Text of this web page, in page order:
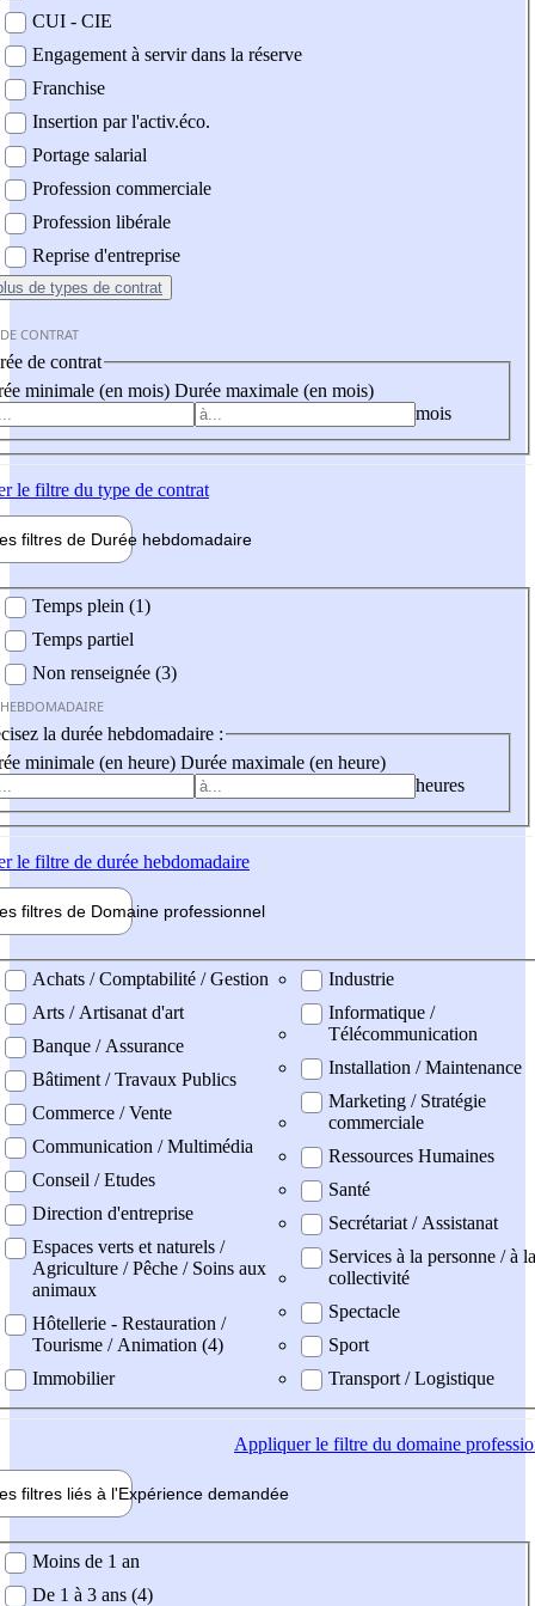
CUI - CIE
Engagement à servir dans la réserve
Franchise
Insertion par l'activ.éco.
Portage salarial
Profession commerciale
Profession libérale
Reprise d'entreprise
de types de contrat
CONTRAT
de contrat
minimale (en mois) Durée maximale (en mois)
mois
le filtre du type de contrat
filtres de Durée hebdomadaire
Temps plein (1)
Temps partiel
Non renseignée (3)
la durée hebdomadaire :
minimale (en heure) Durée maximale (en heure)
heures
le filtre de durée hebdomadaire
filtres de Domaine professionnel
professionel
Achats / Comptabilité / Gestion
Arts / Artisanat d'art
Banque / Assurance
Bâtiment / Travaux Publics
Commerce / Vente
Communication / Multimédia
Conseil / Etudes
Direction d'entreprise
Espaces verts et naturels /
Agriculture / Pêche / Soins aux
animaux
Hôtellerie - Restauration /
Tourisme / Animation (4)
Immobilier
Industrie
Informatique /
Télécommunication
Installation / Maintenance
Marketing / Stratégie
commerciale
Ressources Humaines
Santé
Secrétariat / Assistanat
Services à la personne / à la
collectivité
Spectacle
Sport
Transport / Logistique
Appliquerle filtre du domaine
filtres liés à l'Expérience demandée
demandée
Moins de 1 an
De 1 à 3 ans (4)